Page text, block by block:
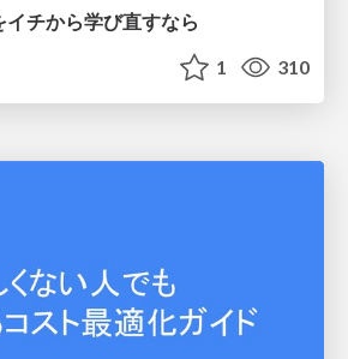
チから学び直すなら
1 310